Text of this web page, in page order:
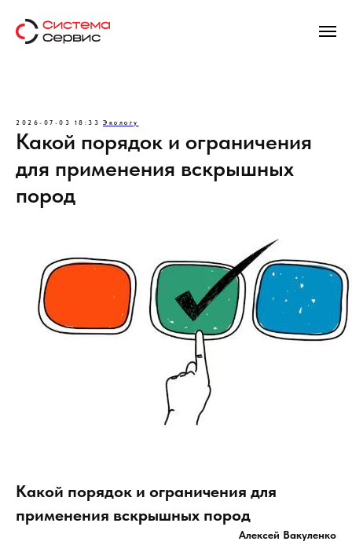
2026-07-03 18:33 Экологу
Какой порядок и ограничения
для применения вскрышных
пород
Какой порядок и ограничения для
применения вскрышных пород
Алексей Вакуленко